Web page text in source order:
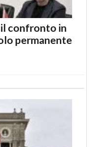
il confronto in
permanente